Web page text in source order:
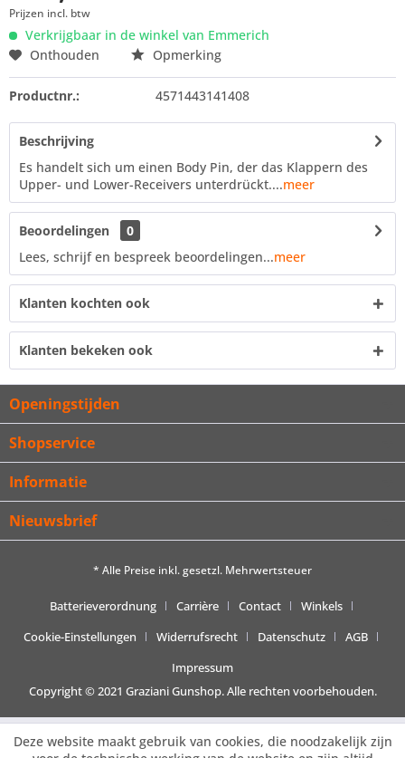
Prijzen incl. btw
Verkrijgbaar in de winkel van Emmerich
Onthouden
Opmerking
Productnr.: 4571443141408
Beschrijving
Es handelt sich um einen Body Pin, der das Klappern des
Upper- und Lower-Receivers unterdrückt....meer
Beoordelingen
0
Lees, schrijf en bespreek beoordelingen...meer
Klanten kochten ook
Klanten bekeken ook
Openingstijden
Shopservice
Informatie
Nieuwsbrief
* Alle Preise inkl. gesetzl. Mehrwertsteuer
Batterieverordnung Carrière Contact
Winkels
Cookie-Einstellungen
Widerrufsrecht Datenschutz
AGB
Impressum
Copyright © 2021 Graziani Gunshop. Alle rechten voorbehouden.
Deze website maakt gebruik van cookies, die noodzakelijk zijn